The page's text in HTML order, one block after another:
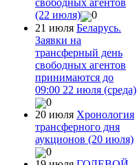
свободных агентов
(22 июля)
0
21 июля Беларусь.
Заявки на
трансферный день
свободных агентов
принимаются до
09:00 22 июля (среда)
0
20 июля Хронология
трансферного дня
аукционов (20 июля)
0